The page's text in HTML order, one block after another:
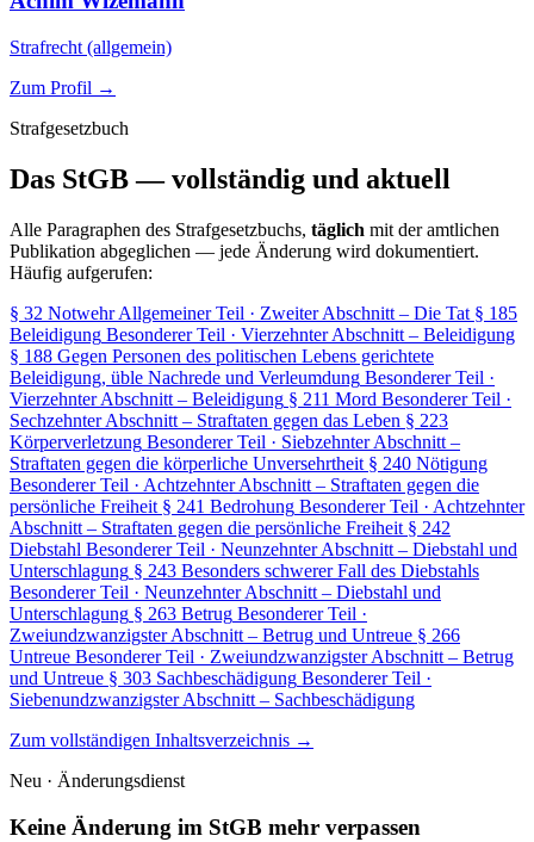
Strafrecht (allgemein)
Zum Profil →
Strafgesetzbuch
Das StGB — vollständig und aktuell
Alle Paragraphen des Strafgesetzbuchs, täglich mit der amtlichen
Publikation abgeglichen — jede Änderung wird dokumentiert.
Häufig aufgerufen:
§ 32 Notwehr Allgemeiner Teil · Zweiter Abschnitt – Die Tat § 185
Beleidigung Besonderer Teil · Vierzehnter Abschnitt – Beleidigung
§ 188 Gegen Personen des politischen Lebens gerichtete
Beleidigung, üble Nachrede und Verleumdung Besonderer Teil ·
Vierzehnter Abschnitt – Beleidigung § 211 Mord Besonderer Teil ·
Sechzehnter Abschnitt – Straftaten gegen das Leben § 223
Körperverletzung Besonderer Teil · Siebzehnter Abschnitt –
Straftaten gegen die körperliche Unversehrtheit § 240 Nötigung
Besonderer Teil · Achtzehnter Abschnitt – Straftaten gegen die
persönliche Freiheit § 241 Bedrohung Besonderer Teil · Achtzehnter
Abschnitt – Straftaten gegen die persönliche Freiheit § 242
Diebstahl Besonderer Teil · Neunzehnter Abschnitt – Diebstahl und
Unterschlagung § 243 Besonders schwerer Fall des Diebstahls
Besonderer Teil · Neunzehnter Abschnitt – Diebstahl und
Unterschlagung § 263 Betrug Besonderer Teil ·
Zweiundzwanzigster Abschnitt – Betrug und Untreue § 266
Untreue Besonderer Teil · Zweiundzwanzigster Abschnitt – Betrug
und Untreue § 303 Sachbeschädigung Besonderer Teil ·
Siebenundzwanzigster Abschnitt – Sachbeschädigung
Zum vollständigen Inhaltsverzeichnis →
Neu · Änderungsdienst
Keine Änderung im StGB mehr verpassen